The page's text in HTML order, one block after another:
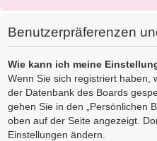
Benutzerpräferenzen
Wie kann ich meine
Wenn Sie sich registriert haben,
der Datenbank des Boards
gehen Sie in den „Persönlichen
oben auf der Seite angezeigt.
Einstellungen ändern.